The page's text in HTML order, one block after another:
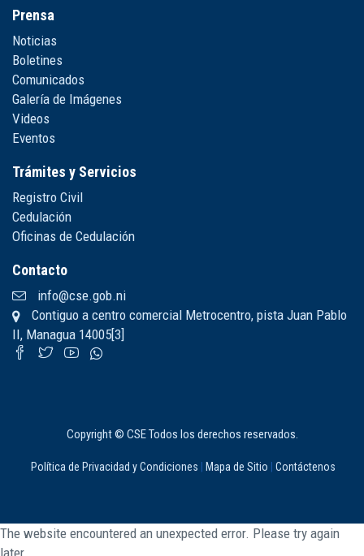
Prensa
Noticias
Boletines
Comunicados
Galería de Imágenes
Videos
Eventos
Trámites y Servicios
Registro Civil
Cedulación
Oficinas de Cedulación
Contacto
info@cse.gob.ni
Contiguo a centro comercial Metrocentro, pista Juan Pablo
II, Managua 14005[3]
Copyright © CSE Todos los derechos reservados.
Política de Privacidad y Condiciones Mapa de Sitio Contáctenos
The website encountered an unexpected error. Please try again
later.